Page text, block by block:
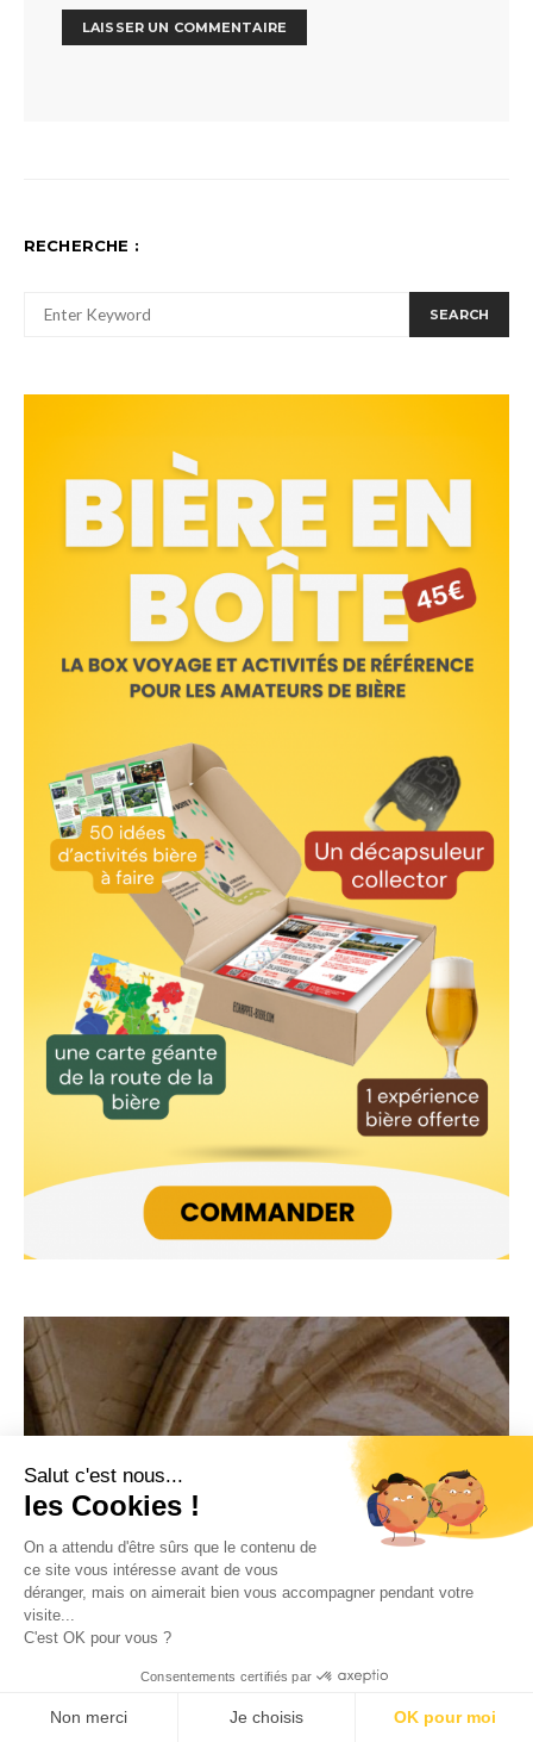
RECHERCHE :
SEARCH
Salut c'est nous...
les Cookies !
On a attendu d'être sûrs que le contenu de
ce site vous intéresse avant de vous
déranger, mais on aimerait bien vous accompagner pendant votre
visite...
C'est OK pour vous ?
Consentements certifiés par
Non merci Je choisis OK pour moi